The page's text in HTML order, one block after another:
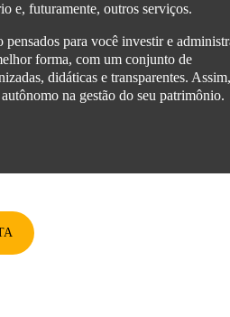
e, futuramente, outros serviços.
pensados para você investir e
forma, com um conjunto de
didáticas e transparentes.
na gestão do seu patrimônio.